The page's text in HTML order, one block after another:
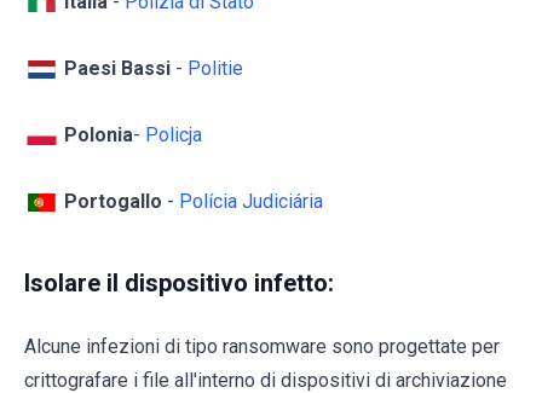
Paesi Bassi - Politie
Polonia- Policja
Portogallo - Polícia Judiciária
Isolare il dispositivo infetto:
Alcune infezioni di tipo ransomware sono progettate per
crittografare i file all'interno di dispositivi di archiviazione